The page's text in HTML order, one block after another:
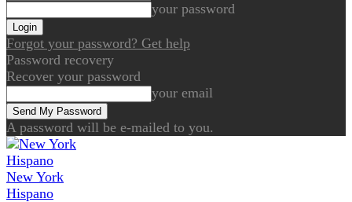
your password
Forgot your password? Get help
Password recovery
Recover your password
your email
A password will be e-mailed to you.
New York
Hispano